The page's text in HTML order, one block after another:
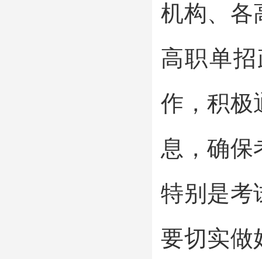
机构、各
高职单
作，积极
息，确保
特别是考
要切实做